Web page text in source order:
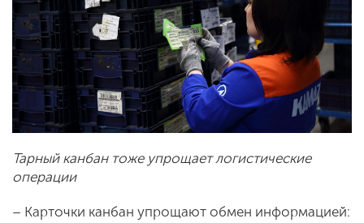
Тарный канбан тоже упрощает логистические
операции
– Карточки канбан упрощают обмен информацией: